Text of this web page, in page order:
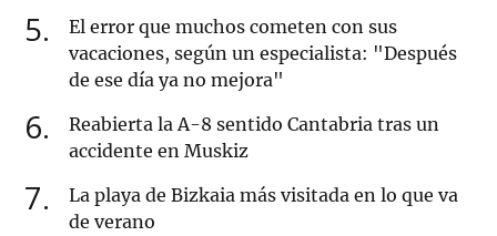
5
El error que muchos cometen con sus
vacaciones, según un especialista: "Después
de ese día ya no mejora"
6
Reabierta la A-8 sentido Cantabria tras un
accidente en Muskiz
7
La playa de Bizkaia más visitada en lo que va
de verano